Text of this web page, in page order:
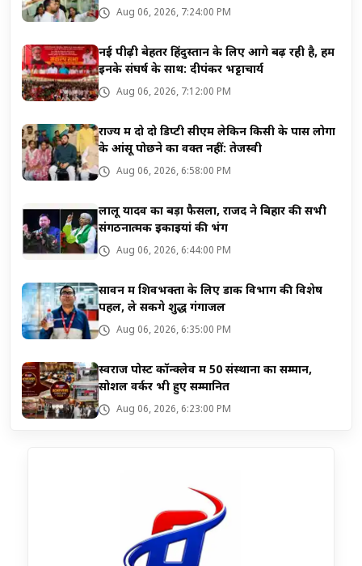
Aug 06, 2026, 7:24:00 PM
नई पीढ़ी बेहतर हिंदुस्तान के लिए आगे बढ़ रही है, हम
इनके संघर्ष के साथ: दीपंकर भट्टाचार्य
Aug 06, 2026, 7:12:00 PM
राज्य में दो दो डिप्टी सीएम लेकिन किसी के पास लोगों
के आंसू पोछने का वक्त नहीं: तेजस्वी
Aug 06, 2026, 6:58:00 PM
लालू यादव का बड़ा फैसला, राजद ने बिहार की सभी
संगठनात्मक इकाइयां की भंग
Aug 06, 2026, 6:44:00 PM
सावन में शिवभक्तों के लिए डाक विभाग की विशेष
पहल, ले सकेंगे शुद्ध गंगाजल
Aug 06, 2026, 6:35:00 PM
स्वराज पोस्ट कॉन्क्लेव में 50 संस्थानों का सम्मान,
सोशल वर्कर भी हुए सम्मानित
Aug 06, 2026, 6:23:00 PM